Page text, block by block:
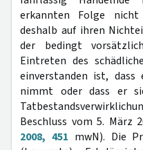
erkannten Folge
deshalb auf ihren
der bedingt
Eintreten des
einverstanden ist,
nimmt oder dass er
Beschluss vom 5. März
2008, 451 mwN). Die